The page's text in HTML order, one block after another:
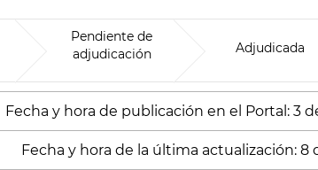
Pendiente de
adjudicación
Adjudicada
Fecha y hora de publicación en el Portal: 3
Fecha y hora de la última actualización: 8